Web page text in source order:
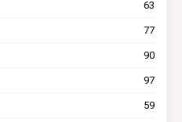
63
77
90
97
59